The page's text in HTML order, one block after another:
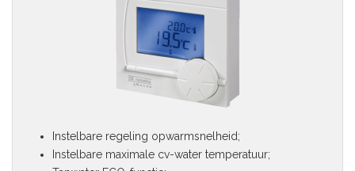
Instelbare regeling opwarmsnelheid;
Instelbare maximale cv-water temperatuur;